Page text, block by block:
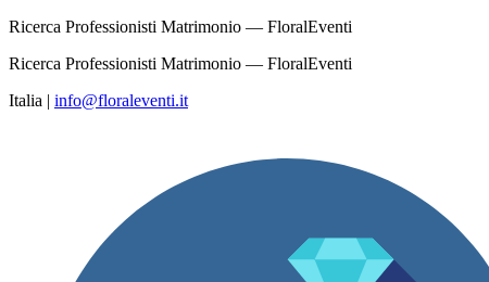
Ricerca Professionisti Matrimonio — FloralEventi
Ricerca Professionisti Matrimonio — FloralEventi
Italia | info@floraleventi.it